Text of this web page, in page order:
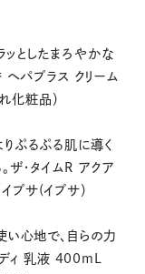
としたまろやかな
ヘパプラス クリーム
化粧品）
ぷるぷる肌に導く
ザ・タイムR アクア
プサ(イプサ）
い心地で、自らの力
ィ 乳液 400mL